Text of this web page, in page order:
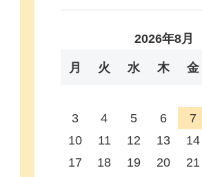
2026年8月
月 火 水 木 金
3
4 5 6 7
10
11 12 13 14
17
18 19 20 21